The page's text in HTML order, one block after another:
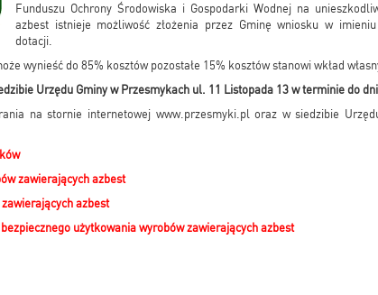
Funduszu Ochrony Środowiska i Gospodarki Wodnej na
azbest istnieje możliwość złożenia przez Gminę wniosku w
dotacji.
wynieść do 85% kosztów pozostałe 15% kosztów stanowi wkład
Urzędu Gminy w Przesmykach ul. 11 Listopada 13 w terminie do
na stornie internetowej www.przesmyki.pl oraz w siedzibie
zawierających azbest
azbest
użytkowania wyrobów zawierających azbest